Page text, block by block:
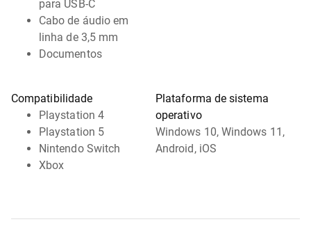
para USB-C
Cabo de áudio em
linha de 3,5 mm
Documentos
Compatibilidade
Playstation 4
Playstation 5
Nintendo Switch
Xbox
Plataforma de sistema
operativo
Windows 10, Windows 11,
Android, iOS